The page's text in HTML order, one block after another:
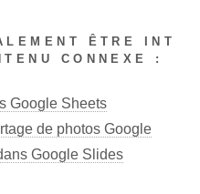
ÊTRE INT
CONNEXE :
Google Sheets
de photos Google
Google Slides